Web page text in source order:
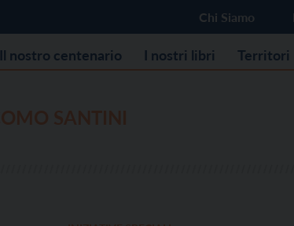
Chi Siamo
Il nostro centenario I nostri libri Territori